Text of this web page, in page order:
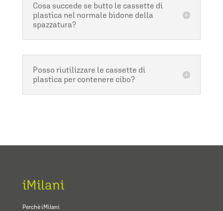
Cosa succede se butto le cassette di
plastica nel normale bidone della
spazzatura?
Posso riutilizzare le cassette di
plastica per contenere cibo?
iMilani
Perchè iMilani